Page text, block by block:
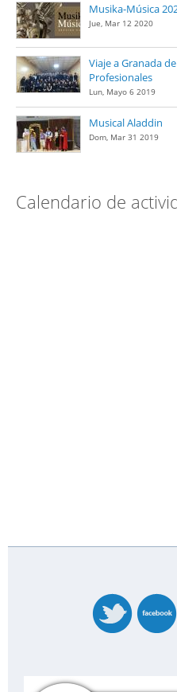
Musika-Música
Jue, Mar 12 2020
Viaje a Granada
Profesionales
Lun, Mayo 6 2019
Musical Aladdin
Dom, Mar 31 2019
Calendario de